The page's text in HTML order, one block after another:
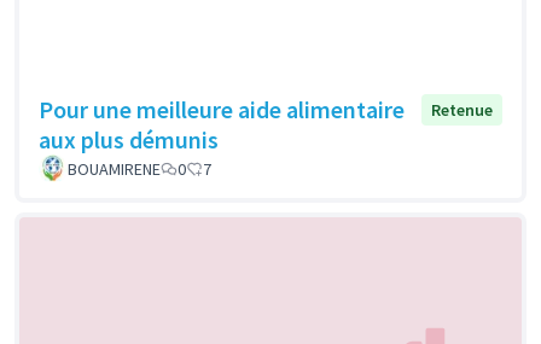
Pour une meilleure aide alimentaire
aux plus démunis
Retenue
BOUAMIRENE 0 7